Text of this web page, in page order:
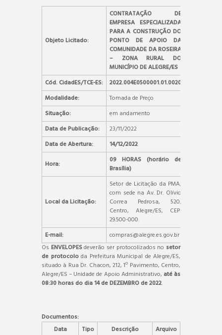
Objeto Licitado:
CONTRATAÇÃO DE
EMPRESA ESPECIALIZADA
PARA A CONSTRUÇÃO DO
PONTO DE APOIO DA
COMUNIDADE DA ROSEIRA
– ZONA RURAL DO
MUNICÍPIO DE ALEGRE/ES
Cód. CidadES/TCE-ES:
2022.004E0500001.01.0020
Modalidade:
Tomada de Preço
Situação:
em andamento
Data de Publicação:
23/11/2022
Data de Abertura:
14/12/2022
Hora:
09 HORAS (horário de
Brasília)
Local da Licitação:
Setor de Licitação da PMA,
com sede na Av. Dr. Olívio
Correa Pedrosa, 520,
Centro, Alegre/ES, CEP:
29.500-000.
E-mail:
compras@alegre.es.gov.br
Os ENVELOPESdeverão ser protocolizados no setor
de protocoloda Prefeitura Municipal de Alegre/ES,
situado à Rua Dr. Chacon, 212, 1º Pavimento, Centro,
Alegre/ES – Unidade de Apoio Administrativo, até às
08:30 horas do dia 14 de DEZEMBRO de 2022.
Documentos:
Data
Tipo Descrição
Arquivo